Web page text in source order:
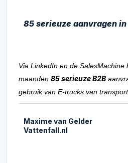
85 serieuze aanvragen
Via LinkedIn en de
maanden 85 serieuze B2B
gebruik van E-trucks van
Maxime van Gelder
Vattenfall.nl